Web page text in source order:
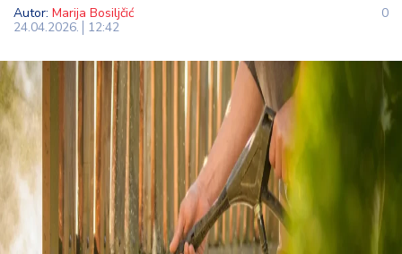
bi
M
oj
a
p
e
n
a
K
Autor: Marija Bosiljčić
24.04.2026.
12:42
0